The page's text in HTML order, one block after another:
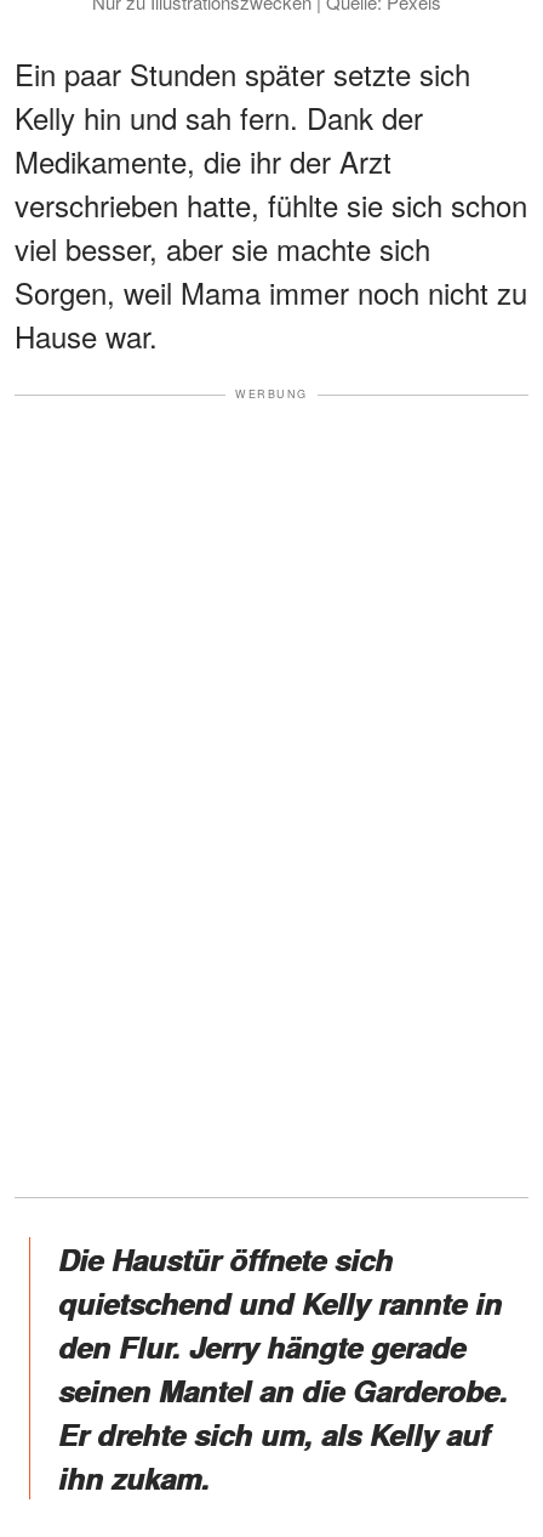
Ein paar Stunden später setzte sich
Kelly hin und sah fern. Dank der
Medikamente, die ihr der Arzt
verschrieben hatte, fühlte sie sich schon
viel besser, aber sie machte sich
Sorgen, weil Mama immer noch nicht zu
Hause war.
WERBUNG
Die Haustür öffnete sich
quietschend und Kelly rannte in
den Flur. Jerry hängte gerade
seinen Mantel an die Garderobe.
Er drehte sich um, als Kelly auf
ihn zukam.